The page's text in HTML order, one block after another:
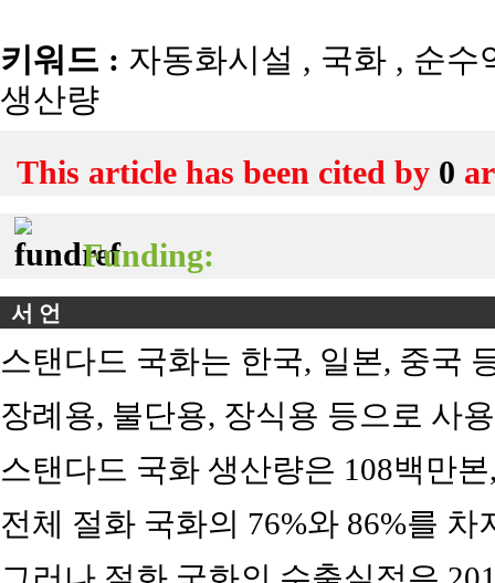
키워드 : 자동화시설 , 국화 , 순수
생산량
This article has been cited by 0
Funding:
서 언
스탠다드 국화는 한국, 일본, 중국
장례용, 불단용, 장식용 등으로 사
스탠다드 국화 생산량은 108백만
전체 절화 국화의 76%와 86%를